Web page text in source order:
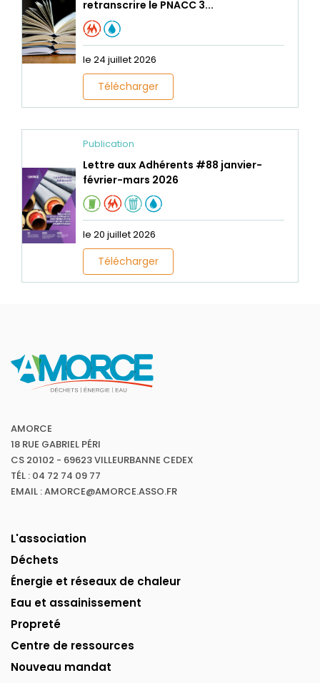
retranscrire le PNACC 3...
le 24 juillet 2026
Télécharger
Publication
Lettre aux Adhérents #88 janvier-
février-mars 2026
le 20 juillet 2026
Télécharger
AMORCE
18 RUE GABRIEL PÉRI
CS 20102 - 69623 VILLEURBANNE CEDEX
TÉL : 04 72 74 09 77
EMAIL : AMORCE@AMORCE.ASSO.FR
L'association
Déchets
Énergie et réseaux de chaleur
Eau et assainissement
Propreté
Centre de ressources
Nouveau mandat